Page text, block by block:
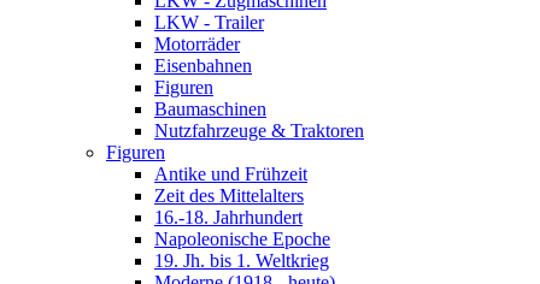
LKW - Trailer
Motorräder
Eisenbahnen
Figuren
Baumaschinen
Nutzfahrzeuge & Traktoren
Figuren
Antike und Frühzeit
Zeit des Mittelalters
16.-18. Jahrhundert
Napoleonische Epoche
19. Jh. bis 1. Weltkrieg